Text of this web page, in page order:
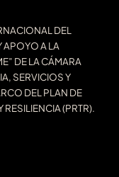
DEL
APOYO A LA
DE LA CÁMARA
SERVICIOS Y
DEL PLAN DE
(PRTR).